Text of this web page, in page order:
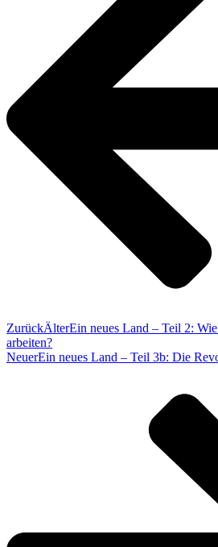
ZurückÄlterEin neues Land – Teil 2:
arbeiten?
NeuerEin neues Land – Teil 3b: Die